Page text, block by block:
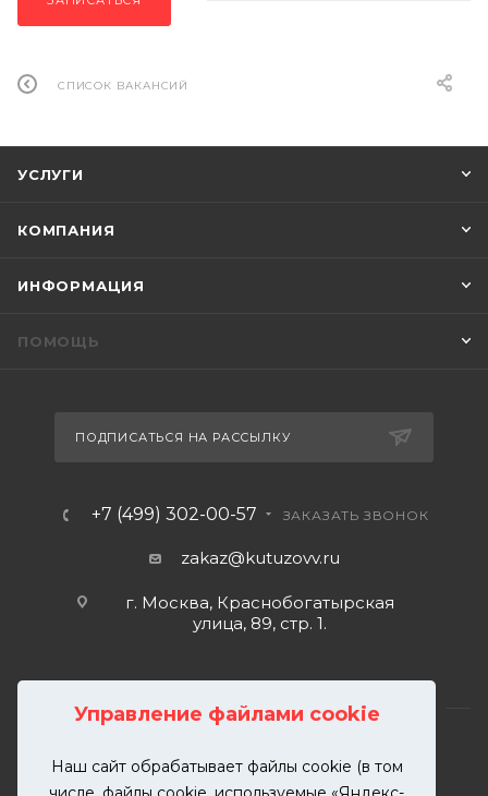
Управление файлами cookie
Наш сайт обрабатывает файлы cookie (в том
СПИСОК ВАКАНСИЙ
УСЛУГИ
КОМПАНИЯ
ИНФОРМАЦИЯ
ПОМОЩЬ
ПОДПИСАТЬСЯ НА РАССЫЛКУ
+7 (499) 302-00-57 ЗАКАЗАТЬ ЗВОНОК
zakaz@kutuzovv.ru
г. Москва, Краснобогатырская
улица, 89, стр. 1.
2026 © KUTUZOVV | Кузовной ремонт и покраска